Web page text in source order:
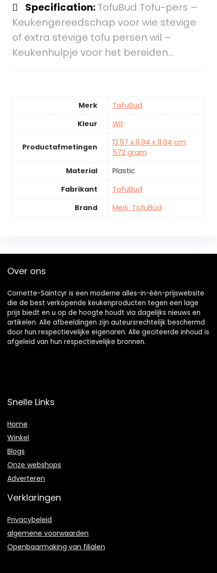
Specification:TofuBud Tofu-pers –
Keukengereedschap voor wie stevige
of extra stevige tofu persen wil –
Keukenhulpje voor het bereiden…
Merk
TofuBud
Kleur
Wit
Productafmetingen
13.97 x 11.94 x 11.94 cm;
572 gram
Material
Plastic
Fabrikant
TofuBud
Brand
Merk: TofuBud
Over ons
Cornette-Saintcyr is een moderne alles-in-één-prijswebsite
die de best verkopende keukenproducten tegen een lage
prijs biedt en u op de hoogte houdt via dagelijks nieuws en
artikelen. Alle afbeeldingen zijn auteursrechtelijk beschermd
door hun respectievelijke eigenaren. Alle geciteerde inhoud is
afgeleid van hun respectievelijke bronnen.
Snelle Links
Home
Winkel
Blogs
Onze webshops
Adverteren
Verklaringen
Privacybeleid
algemene voorwaarden
Openbaarmaking van filialen